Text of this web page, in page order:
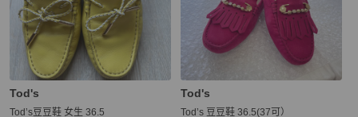
Tod's
Tod’s豆豆鞋 女生 36.5
Tod's
Tod’s 豆豆鞋 36.5(37可）